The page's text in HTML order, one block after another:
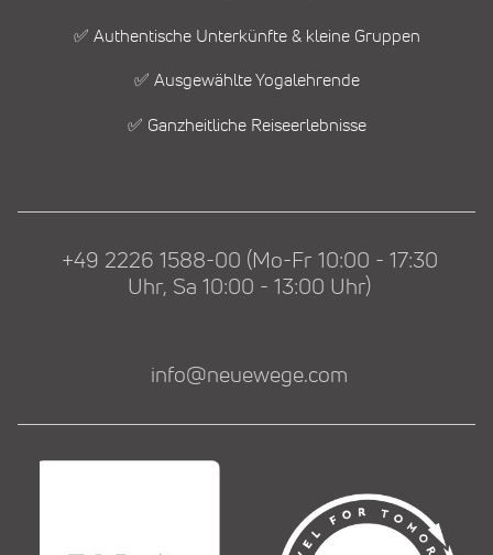
✅ Authentische Unterkünfte & kleine Gruppen
✅ Ausgewählte Yogalehrende
✅ Ganzheitliche Reiseerlebnisse
+49 2226 1588-00 (Mo-Fr 10:00 - 17:30
Uhr, Sa 10:00 - 13:00 Uhr)
info@neuewege.com